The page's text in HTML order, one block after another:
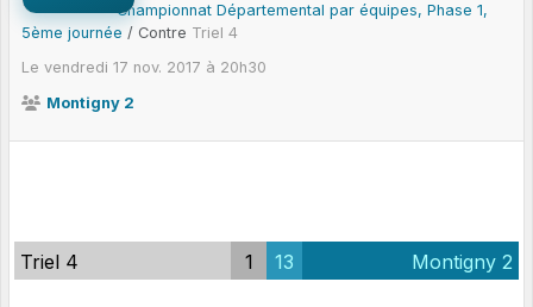
Championnat Départemental par équipes, Phase 1,
5ème journée / Contre Triel 4
Le vendredi 17 nov. 2017 à 20h30
Montigny 2
Triel 4 1 13 Montigny 2